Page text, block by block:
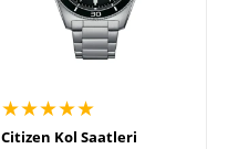
★★★★★
Citizen Kol Saatleri